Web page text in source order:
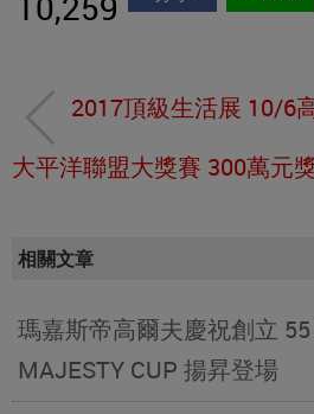
2017頂級生活展 10/6
大平洋聯盟大獎賽 300萬元
相關文章
瑪嘉斯帝高爾夫慶祝創立
MAJESTY CUP 揚昇登場